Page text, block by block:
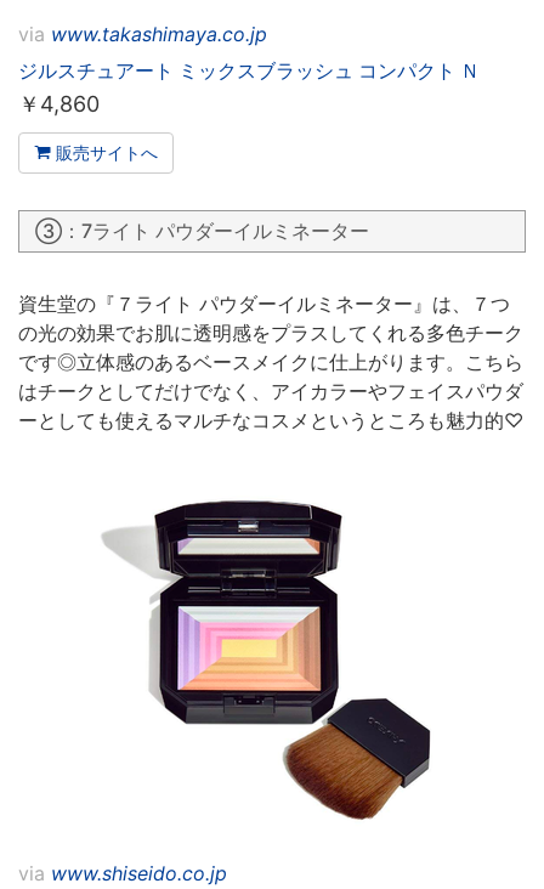
via www.takashimaya.co.jp
ジルスチュアート ミックスブラッシュ コンパクト Ｎ
￥ 4,860
販売サイトへ
③：7ライト パウダーイルミネーター
資生堂の『７ライト パウダーイルミネーター』は、７つ
の光の効果でお肌に透明感をプラスしてくれる多色チーク
です◎立体感のあるベースメイクに仕上がります。こちら
はチークとしてだけでなく、アイカラーやフェイスパウダ
ーとしても使えるマルチなコスメというところも魅力的♡
via www.shiseido.co.jp